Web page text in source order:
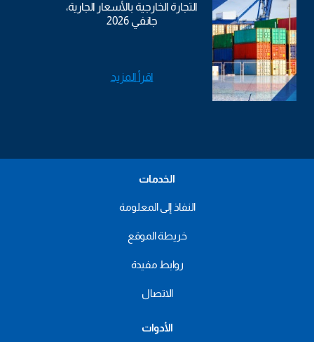
التجارة الخارجية بالأسعار الجارية،
جانفي 2026
اقرأ المزيد
الخدمات
النفاذ إلى المعلومة
خريطة الموقع
روابط مفيدة
الاتصال
الأدوات